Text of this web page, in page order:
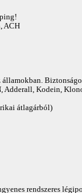
ACH
Adderall, Kodein,
átlagárból)
rendszeres